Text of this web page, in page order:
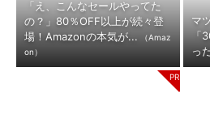
「え、こんなセールやってた
の？」80％OFF以上が続々登
場！Amazonの本気が...
（Amaz
on）
マ
「
っ